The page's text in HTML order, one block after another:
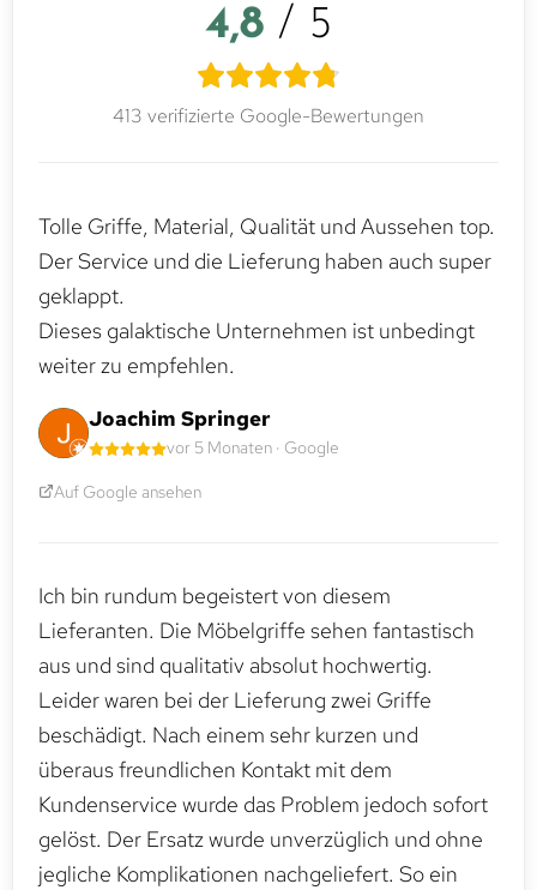
4,8 / 5
413 verifizierte Google-Bewertungen
Tolle Griffe, Material, Qualität und Aussehen top.
Der Service und die Lieferung haben auch super
geklappt.
Dieses galaktische Unternehmen ist unbedingt
weiter zu empfehlen.
Joachim Springer
vor 5 Monaten · Google
Auf Google ansehen
Ich bin rundum begeistert von diesem
Lieferanten. Die Möbelgriffe sehen fantastisch
aus und sind qualitativ absolut hochwertig.
Leider waren bei der Lieferung zwei Griffe
beschädigt. Nach einem sehr kurzen und
überaus freundlichen Kontakt mit dem
Kundenservice wurde das Problem jedoch sofort
gelöst. Der Ersatz wurde unverzüglich und ohne
jegliche Komplikationen nachgeliefert. So ein